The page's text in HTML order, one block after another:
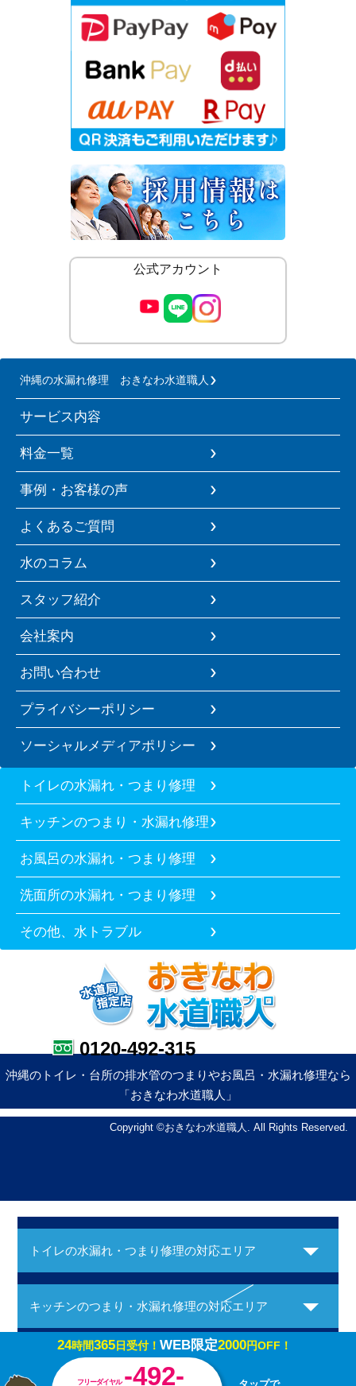
公式アカウント
沖縄の水漏れ修理 おきなわ水道職人
サービス内容
料金一覧
事例・お客様の声
よくあるご質問
水のコラム
スタッフ紹介
会社案内
お問い合わせ
プライバシーポリシー
ソーシャルメディアポリシー
トイレの水漏れ・つまり修理
キッチンのつまり・水漏れ修理
お風呂の水漏れ・つまり修理
洗面所の水漏れ・つまり修理
その他、水トラブル
0120-492-315
沖縄のトイレ・台所の排水管のつまりやお風呂・水漏れ修理なら
「おきなわ水道職人」
Copyright ©おきなわ水道職人. All Rights Reserved.
トイレの水漏れ・つまり修理の対応エリア
キッチンのつまり・水漏れ修理の対応エリア
お風呂の水漏れ・つまり修理の対応エリア
24時間365日受付！ WEB限定2000円OFF！
フリーダイヤル -492-